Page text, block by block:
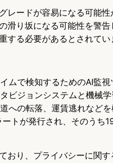
レードが容易になる可能性
り坂になる可能性を警告
する必要があるとされてい
ムで検知するためのAI監視
ビジョンシステムと機械
への転落、運賃逃れなど
トが発行され、そのうち
おり、プライバシーに関す